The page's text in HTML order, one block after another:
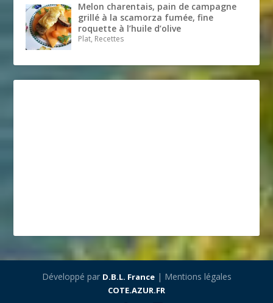
Melon charentais, pain de campagne
grillé à la scamorza fumée, fine
roquette à l’huile d’olive
Plat, Recettes
Développé par D.B.L. France| Mentions légales
COTE.AZUR.FR